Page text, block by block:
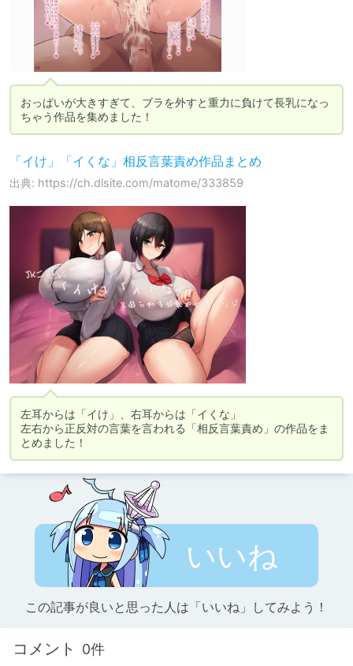
おっぱいが大きすぎて、ブラを外すと重力に負けて長乳になっ
ちゃう作品を集めました！
「イけ」「イくな」相反言葉責め作品まとめ
出典: https://ch.dlsite.com/matome/333859
左耳からは「イけ」、右耳からは「イくな」
左右から正反対の言葉を言われる「相反言葉責め」の作品をま
とめました！
いいね
この記事が良いと思った人は「いいね」してみよう！
コメント 0件